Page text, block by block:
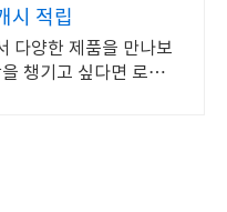
시 적립
다양한 제품을 만나보
챙기고 싶다면 로켓배